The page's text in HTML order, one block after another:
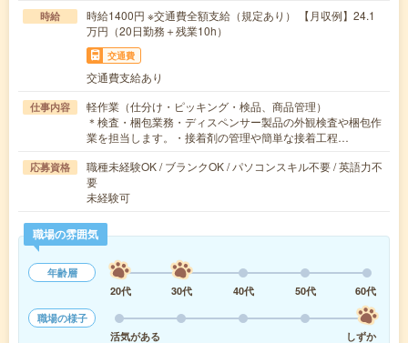
時給
時給1400円 ※交通費全額支給（規定あり） 【月収例】24.1
万円（20日勤務＋残業10h）
交通費
交通費支給あり
仕事内容
軽作業（仕分け・ピッキング・検品、商品管理）
＊検査・梱包業務・ディスペンサー製品の外観検査や梱包作
業を担当します。・接着剤の管理や簡単な接着工程…
応募資格
職種未経験OK / ブランクOK / パソコンスキル不要 / 英語力不
要
未経験可
職場の雰囲気
年齢層
20代
30代 40代 50代
60代
職場の様子
活気がある
しずか